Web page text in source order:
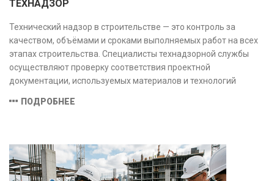
ТЕХНАДЗОР
Технический надзор в строительстве — это контроль за
качеством, объёмами и сроками выполняемых работ на всех
этапах строительства. Специалисты технадзорной службы
осуществляют проверку соответствия проектной
документации, используемых материалов и технологий
безопасность и надёжность объекта.
ПОДРОБНЕЕ